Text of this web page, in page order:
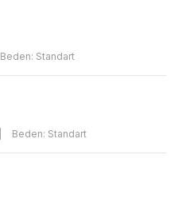
Beden: Standart
Beden: Standart